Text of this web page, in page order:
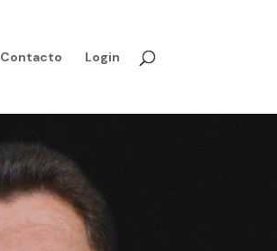
Contacto Login